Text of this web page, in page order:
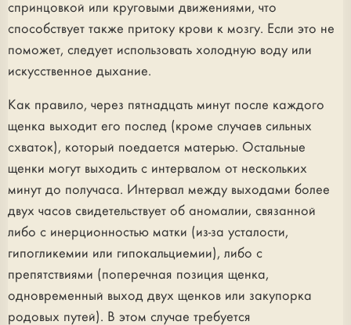
спринцовкой или круговыми движениями, что
способствует также притоку крови к мозгу. Если это не
поможет, следует использовать холодную воду или
искусственное дыхание.
Как правило, через пятнадцать минут после каждого
щенка выходит его послед (кроме случаев сильных
схваток), который поедается матерью. Остальные
щенки могут выходить с интервалом от нескольких
минут до получаса. Интервал между выходами более
двух часов свидетельствует об аномалии, связанной
либо с инерционностью матки (из-за усталости,
гипогликемии или гипокальциемии), либо с
препятствиями (поперечная позиция щенка,
одновременный выход двух щенков или закупорка
родовых путей). В этом случае требуется